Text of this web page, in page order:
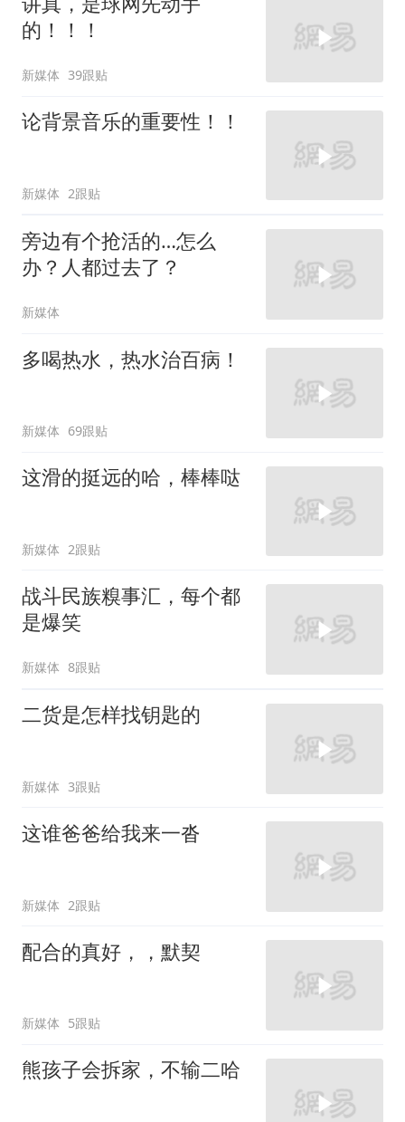
的！！！
新媒体 39跟贴
论背景音乐的重要性！！
新媒体 2跟贴
旁边有个抢活的…怎么
办？人都过去了？
新媒体
多喝热水，热水治百病！
新媒体 69跟贴
这滑的挺远的哈，棒棒哒
新媒体 2跟贴
战斗民族糗事汇，每个都
是爆笑
新媒体 8跟贴
二货是怎样找钥匙的
新媒体 3跟贴
这谁爸爸给我来一沓
新媒体 2跟贴
配合的真好，，默契
新媒体 5跟贴
熊孩子会拆家，不输二哈